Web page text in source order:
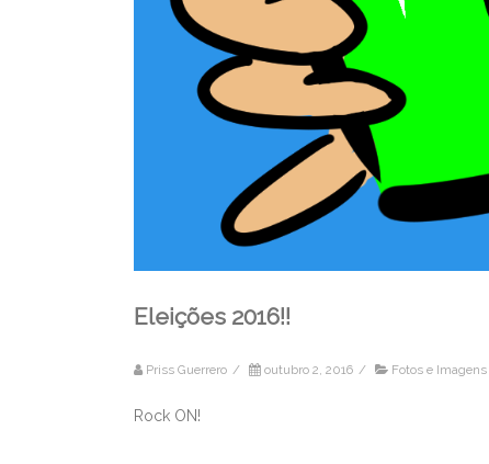
Eleições 2016!!
Priss Guerrero / outubro 2, 2016 / Fotos e Imagens
Rock ON!